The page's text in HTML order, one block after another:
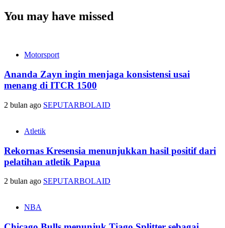
You may have missed
Motorsport
Ananda Zayn ingin menjaga konsistensi usai
menang di ITCR 1500
2 bulan ago SEPUTARBOLAID
Atletik
Rekornas Kresensia menunjukkan hasil positif dari
pelatihan atletik Papua
2 bulan ago SEPUTARBOLAID
NBA